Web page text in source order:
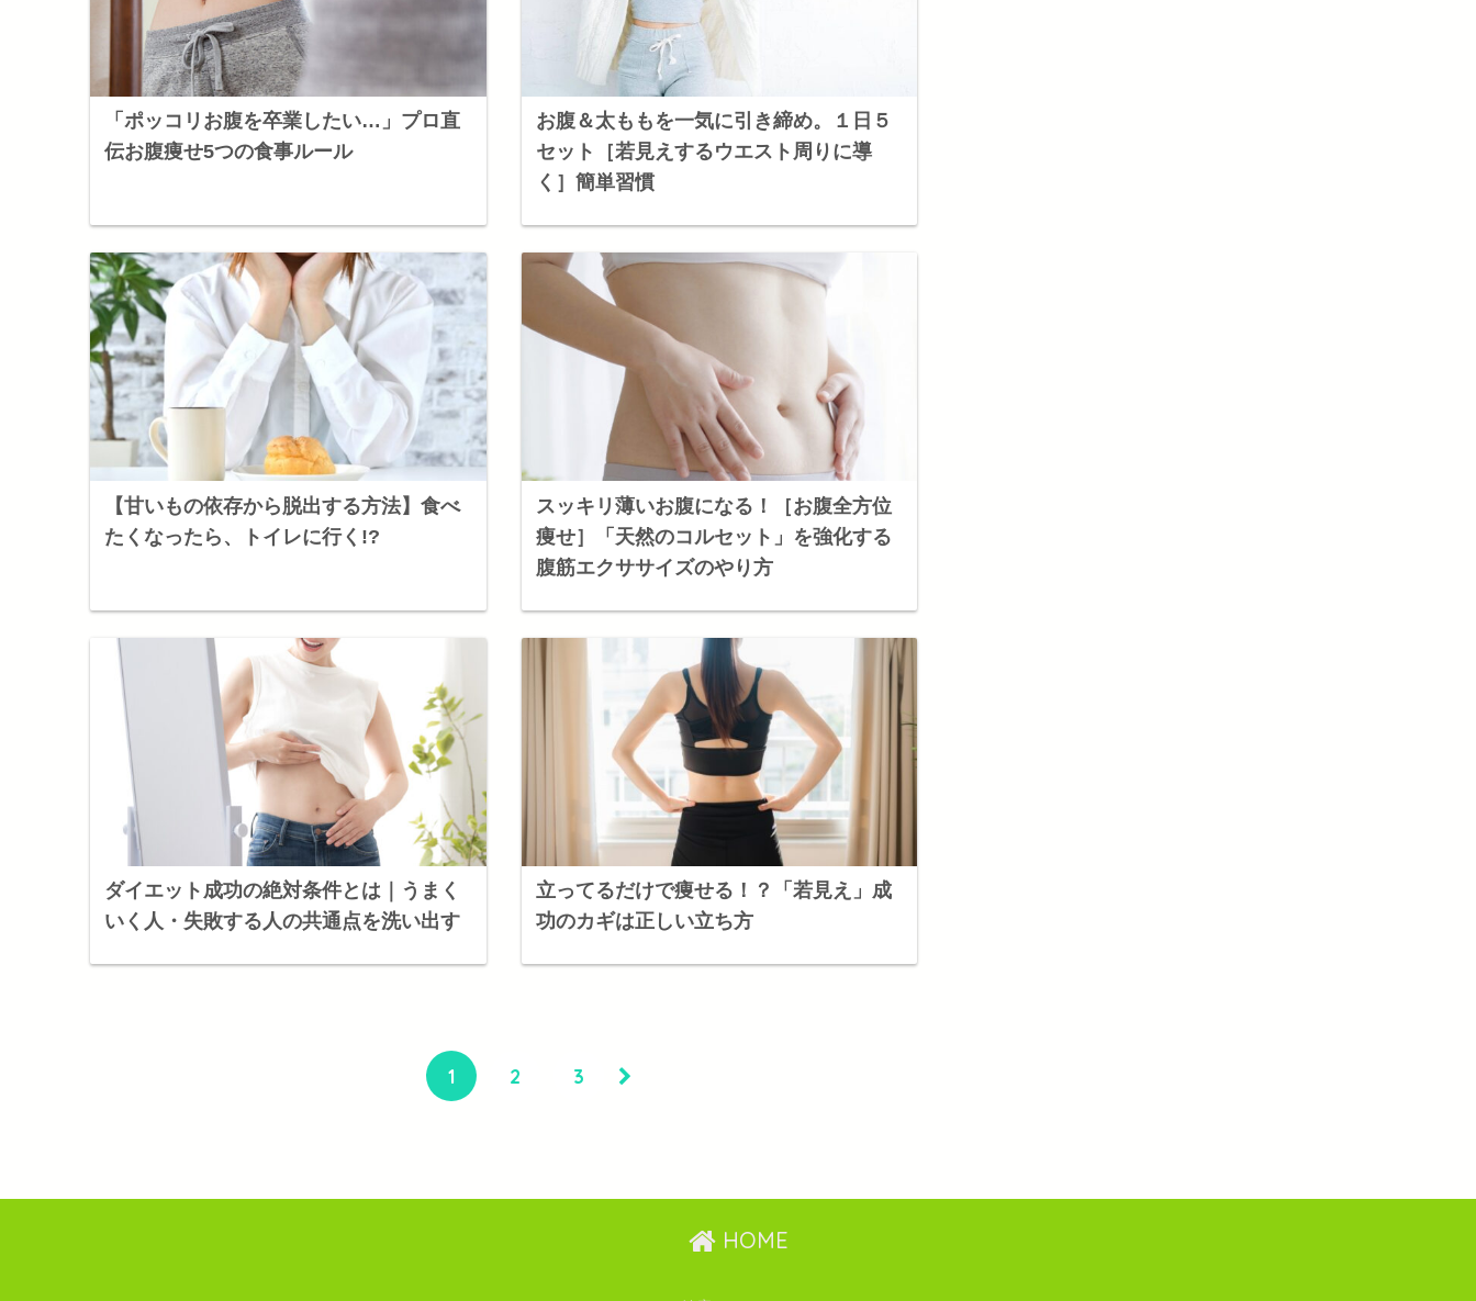
「ポッコリお腹を卒業したい…」プロ直
伝お腹痩せ5つの食事ルール
お腹＆太ももを一気に引き締め。１日５
セット［若見えするウエスト周りに導
く］簡単習慣
【甘いもの依存から脱出する方法】食べ
たくなったら、トイレに行く!?
スッキリ薄いお腹になる！［お腹全方位
痩せ］「天然のコルセット」を強化する
腹筋エクササイズのやり方
ダイエット成功の絶対条件とは｜うまく
いく人・失敗する人の共通点を洗い出す
立ってるだけで痩せる！？「若見え」成
功のカギは正しい立ち方
1 2 3
HOME